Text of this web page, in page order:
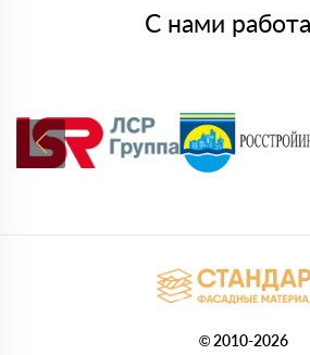
С нами
© 2010-2026